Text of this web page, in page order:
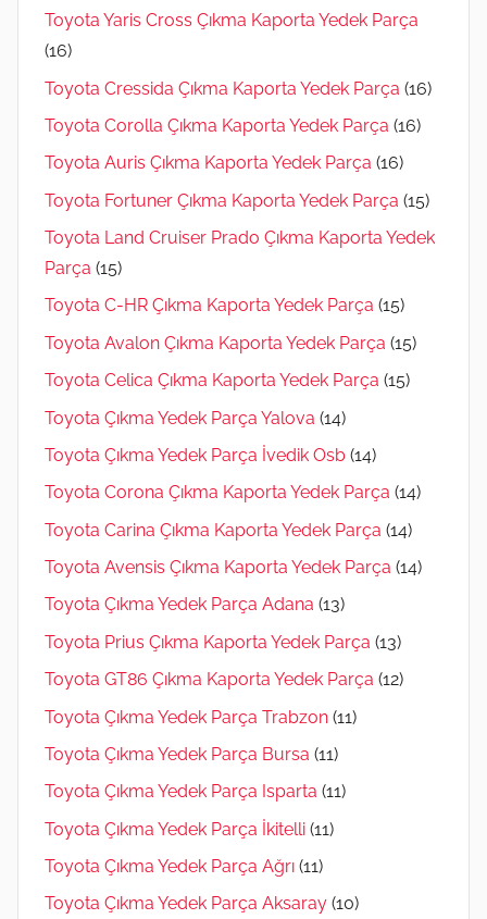
Toyota Yaris Cross Çıkma Kaporta Yedek Parça
(16)
Toyota Cressida Çıkma Kaporta Yedek Parça (16)
Toyota Corolla Çıkma Kaporta Yedek Parça (16)
Toyota Auris Çıkma Kaporta Yedek Parça (16)
Toyota Fortuner Çıkma Kaporta Yedek Parça (15)
Toyota Land Cruiser Prado Çıkma Kaporta Yedek
Parça (15)
Toyota C-HR Çıkma Kaporta Yedek Parça (15)
Toyota Avalon Çıkma Kaporta Yedek Parça (15)
Toyota Celica Çıkma Kaporta Yedek Parça (15)
Toyota Çıkma Yedek Parça Yalova (14)
Toyota Çıkma Yedek Parça İvedik Osb (14)
Toyota Corona Çıkma Kaporta Yedek Parça (14)
Toyota Carina Çıkma Kaporta Yedek Parça (14)
Toyota Avensis Çıkma Kaporta Yedek Parça (14)
Toyota Çıkma Yedek Parça Adana (13)
Toyota Prius Çıkma Kaporta Yedek Parça (13)
Toyota GT86 Çıkma Kaporta Yedek Parça (12)
Toyota Çıkma Yedek Parça Trabzon (11)
Toyota Çıkma Yedek Parça Bursa (11)
Toyota Çıkma Yedek Parça Isparta (11)
Toyota Çıkma Yedek Parça İkitelli (11)
Toyota Çıkma Yedek Parça Ağrı (11)
Toyota Çıkma Yedek Parça Aksaray (10)